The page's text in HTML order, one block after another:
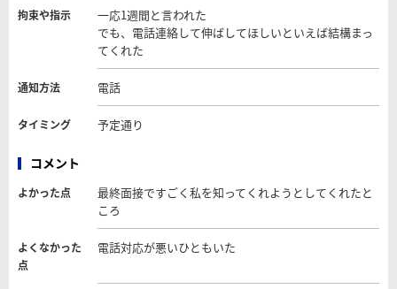
拘束や指示
一応1週間と言われた
でも、電話連絡して伸ばしてほしいといえば結構まっ
てくれた
通知方法 電話
タイミング 予定通り
コメント
よかった点
最終面接ですごく私を知ってくれようとしてくれたと
ころ
よくなかった
点
電話対応が悪いひともいた